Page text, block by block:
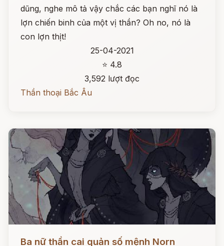
dũng, nghe mô tả vậy chắc các bạn nghĩ nó là
lợn chiến binh của một vị thần? Oh no, nó là
con lợn thịt!
25-04-2021
⭐ 4.8
3,592 lượt đọc
Thần thoại Bắc Âu
Ba nữ thần cai quản số mệnh Norn